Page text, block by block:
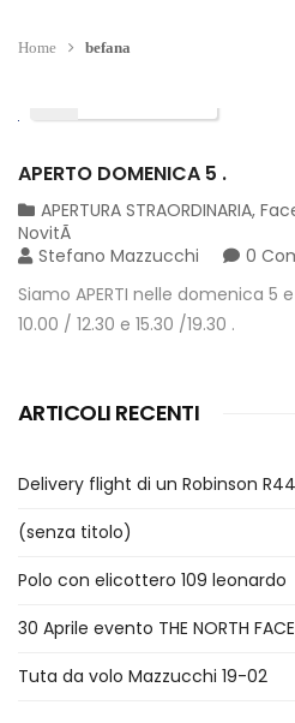
Home befana
APERTO DOMENICA 5 .
APERTURA STRAORDINARIA,
NovitÃ
Stefano Mazzucchi
0
Siamo APERTI nelle domenica 5
10.00 / 12.30 e 15.30 /19.30 .
ARTICOLI RECENTI
Delivery flight di un Robinson
(senza titolo)
Polo con elicottero 109 leonardo
30 Aprile evento THE NORTH FACE
Tuta da volo Mazzucchi 19-02